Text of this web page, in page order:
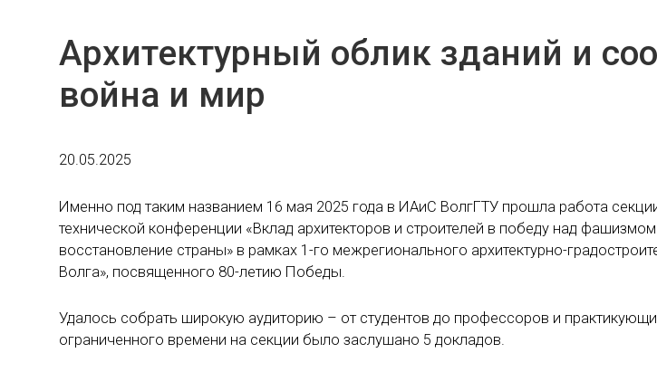
Архитектурный облик зданий и
война и мир
20.05.2025
Именно под таким названием 16 мая 2025 года в ИАиС ВолгГТУ прошла работа
технической конференции «Вклад архитекторов и строителей в победу над
восстановление страны» в рамках 1-го межрегионального архитектурно-
Волга», посвященного 80-летию Победы.
Удалось собрать широкую аудиторию – от студентов до профессоров и
ограниченного времени на секции было заслушано 5 докладов.